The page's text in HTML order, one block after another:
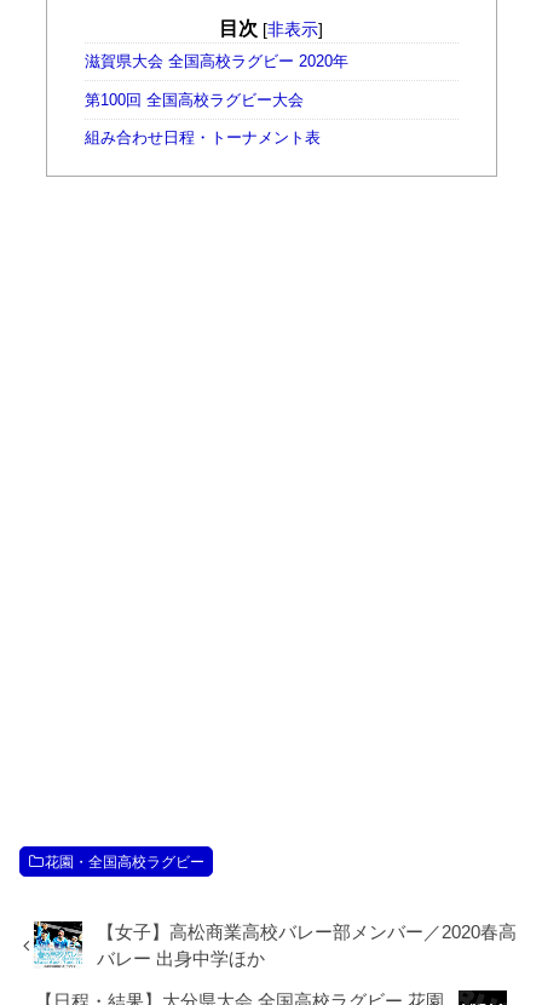
目次 [非表示]
滋賀県大会 全国高校ラグビー 2020年
第100回 全国高校ラグビー大会
組み合わせ日程・トーナメント表
花園・全国高校ラグビー
【女子】高松商業高校バレー部メンバー／2020春高
バレー 出身中学ほか